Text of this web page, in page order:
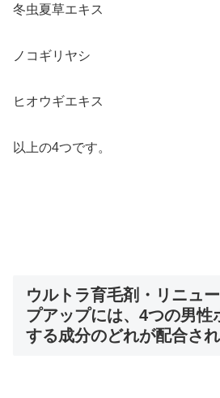
冬虫夏草エキス
ノコギリヤシ
ヒオウギエキス
以上の4つです。
ウルトラ育毛剤・リニュ
プアップには、4つの男性
する成分のどれが配合さ